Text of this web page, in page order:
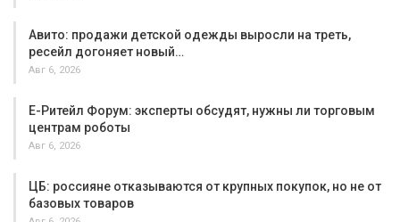
Авито: продажи детской одежды выросли на треть,
ресейл догоняет новый…
Авг 6, 2026
Е-Ритейл Форум: эксперты обсудят, нужны ли торговым
центрам роботы
Авг 6, 2026
ЦБ: россияне отказываются от крупных покупок, но не от
базовых товаров